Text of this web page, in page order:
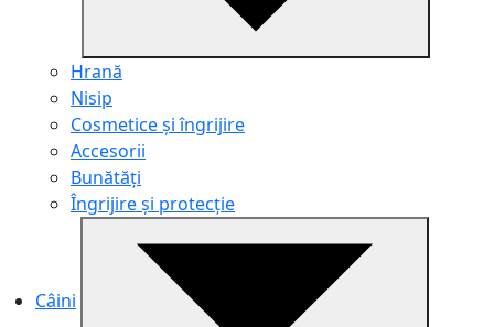
Hrană
Nisip
Cosmetice și îngrijire
Accesorii
Bunătăți
Îngrijire și protecție
Câini